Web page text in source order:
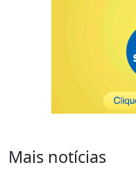
Mais notícias